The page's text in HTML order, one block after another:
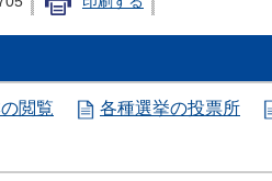
閲覧 各種選挙の投票所